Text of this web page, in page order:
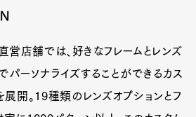
営店舗では、好きなフレームとレンズ
ーソナライズすることができるカス
展開。19種類のレンズオプションとフ